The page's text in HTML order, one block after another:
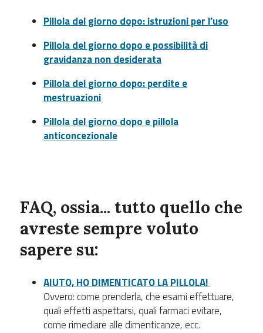
Pillola del giorno dopo: istruzioni per l’uso
Pillola del giorno dopo e possibilità di
gravidanza non desiderata
Pillola del giorno dopo: perdite e
mestruazioni
Pillola del giorno dopo e pillola
anticoncezionale
FAQ, ossia... tutto quello che
avreste sempre voluto
sapere su:
AIUTO, HO DIMENTICATO LA PILLOLA!
Ovvero: come prenderla, che esami effettuare,
quali effetti aspettarsi, quali farmaci evitare,
come rimediare alle dimenticanze, ecc.